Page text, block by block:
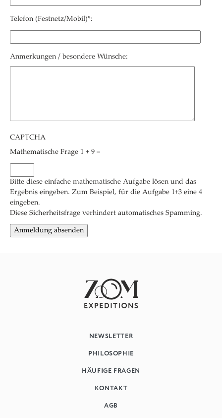
Telefon (Festnetz/Mobil)*:
Anmerkungen / besondere Wünsche:
CAPTCHA
Mathematische Frage 1 + 9 =
Bitte diese einfache mathematische Aufgabe lösen und das
Ergebnis eingeben. Zum Beispiel, für die Aufgabe 1+3 eine 4
eingeben.
Diese Sicherheitsfrage verhindert automatisches Spamming.
NEWSLETTER
PHILOSOPHIE
HÄUFIGE FRAGEN
KONTAKT
AGB